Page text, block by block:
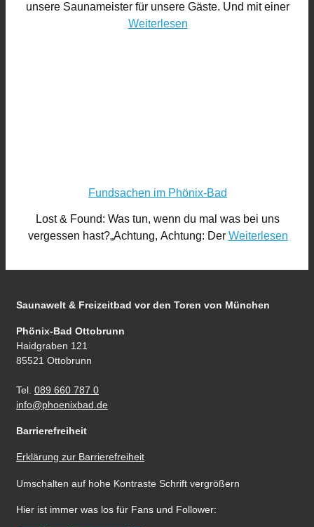
unsere Saunameister für unsere Gäste. Und mit einer
Weiterlesen
Fundsachen im Phönix-Bad
Lost & Found: Was tun, wenn du mal was bei uns
vergessen hast?„Achtung, Achtung: Der Weiterlesen
Saunawelt & Freizeitbad vor den Toren von München
Phönix-Bad Ottobrunn
Haidgraben 121
85521 Ottobrunn
Tel. 089 660 787 0
info@phoenixbad.de
Barrierefreiheit
Erklärung zur Barrierefreiheit
Umschalten auf hohe Kontraste Schrift vergrößern
Hier ist immer was los für Fans und Follower: